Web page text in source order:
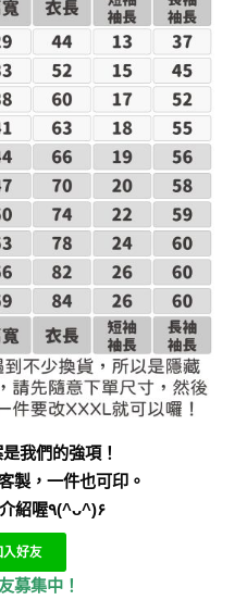
我們的強項！
製，一件也可印。
歡迎來訊為您介紹喔٩(^ᴗ^)۶
募集中！